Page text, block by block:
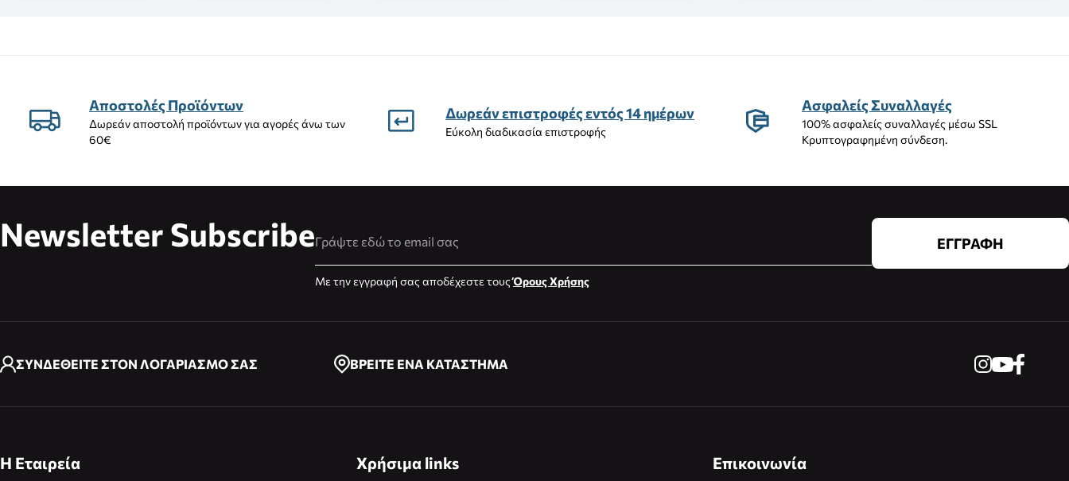
Αποστολές Προϊόντων
Δωρεάν αποστολή προϊόντων για αγορές άνω των
60€
Δωρεάν επιστροφές εντός 14 ημέρων
Εύκολη διαδικασία επιστροφής
Ασφαλείς Συναλλαγές
100% ασφαλείς συναλλαγές μέσω SSL
Κρυπτογραφημένη σύνδεση.
Newsletter Subscribe
Με την εγγραφή σας αποδέχεστε τουςΌρους Χρήσης
ΕΓΓΡΑΦΗ
ΣΥΝΔΕΘΕΙΤΕ ΣΤΟΝ ΛΟΓΑΡΙΑΣΜΟ ΣΑΣ ΒΡΕΙΤΕ ΕΝΑ ΚΑΤΑΣΤΗΜΑ
Η Εταιρεία Χρήσιμα links Επικοινωνία